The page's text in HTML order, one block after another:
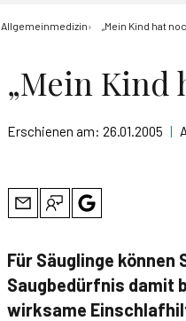
Allgemeinmedizin „Mein Kind hat
„Mein Kind
Erschienen am: 26.01.2005 |
Für Säuglinge
Saugbedürfnis damit
wirksame